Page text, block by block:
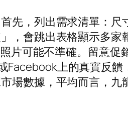
先，列出需求清單：
，會跳出表格顯示多
片可能不準確。留意
Facebook上的真實反
場數據，平均而言，